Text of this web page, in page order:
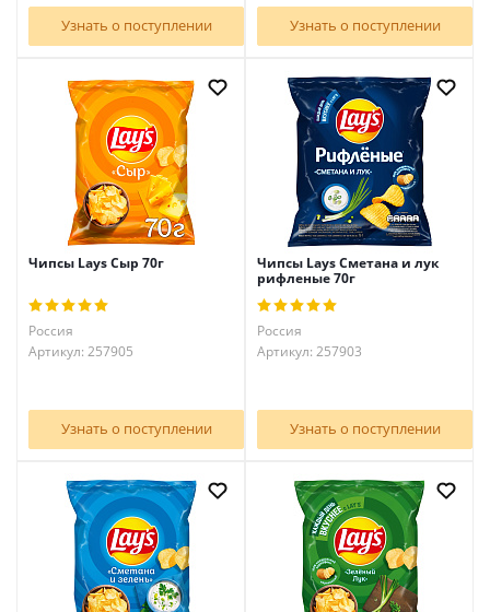
Узнать о поступлении Узнать о поступлении
Чипсы Lays Сыр 70г
Россия
Артикул: 257905
Узнать о поступлении
Чипсы Lays Сметана и лук
рифленые 70г
Россия
Артикул: 257903
Узнать о поступлении